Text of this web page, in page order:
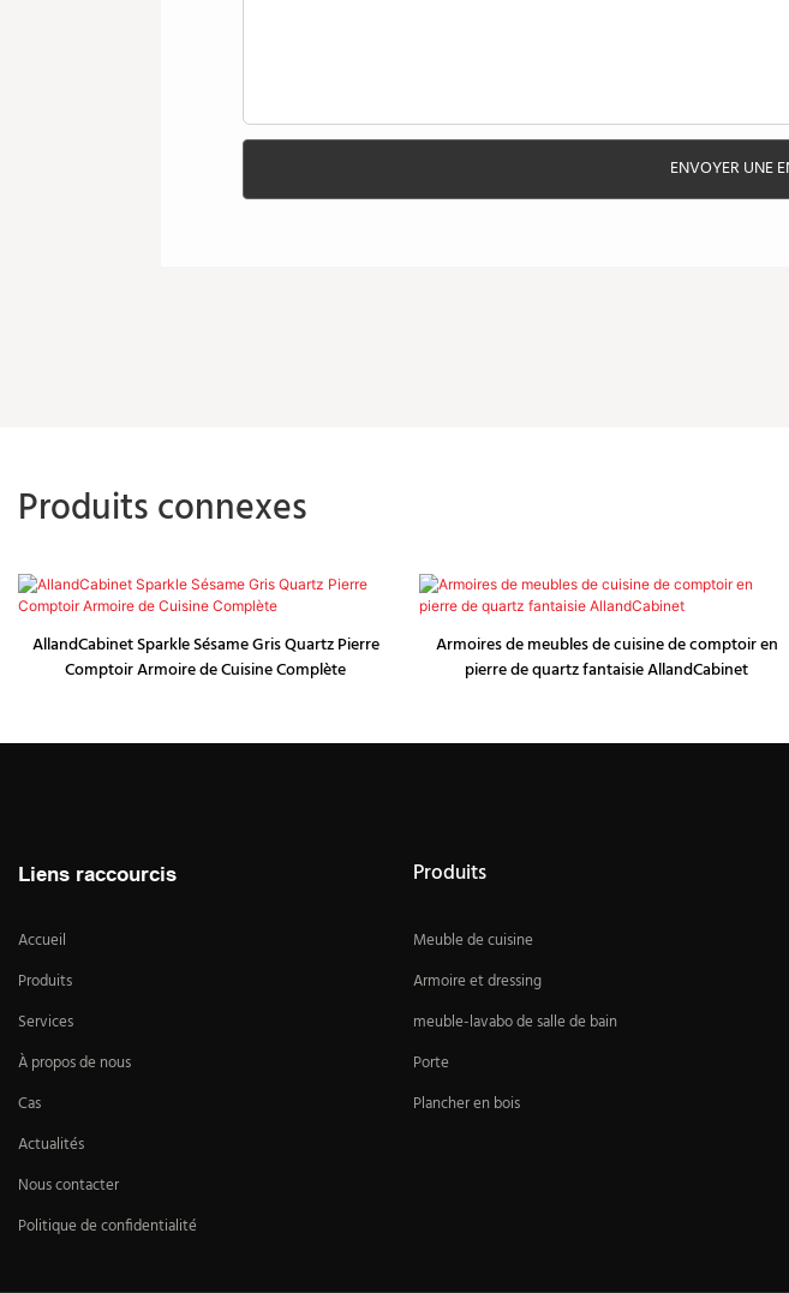
ENVOYER UNE
Produits connexes
AllandCabinet Sparkle Sésame Gris Quartz Pierre
Comptoir Armoire de Cuisine Complète
Armoires de meubles de cuisine de comptoir en
pierre de quartz fantaisie AllandCabinet
Liens raccourcis
Accueil
Produits
Services
À propos de nous
Cas
Actualités
Nous contacter
Politique de confidentialité
Produits
Meuble de cuisine
Armoire et dressing
meuble-lavabo de salle de bain
Porte
Plancher en bois